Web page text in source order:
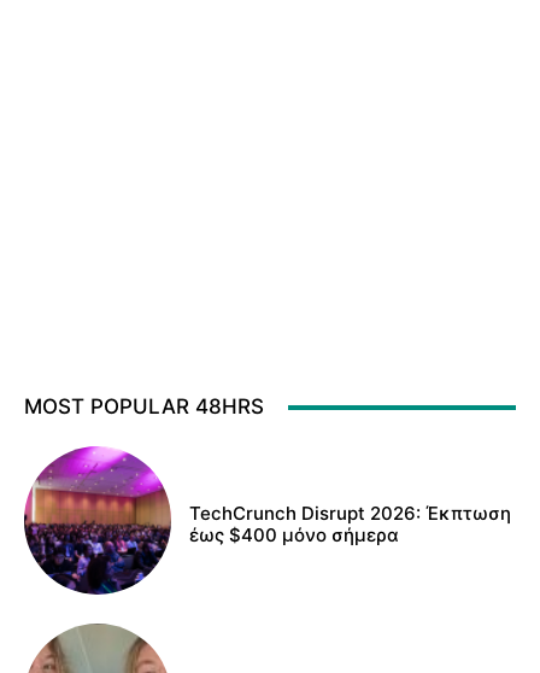
MOST POPULAR 48HRS
TechCrunch Disrupt 2026: Έκπτωση
έως $400 μόνο σήμερα